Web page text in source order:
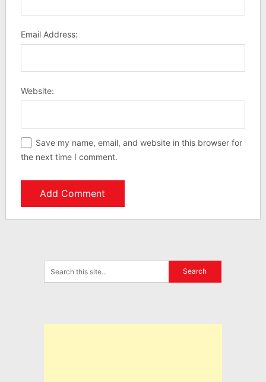
Email Address:
Website:
Save my name, email, and website in this browser for
the next time I comment.